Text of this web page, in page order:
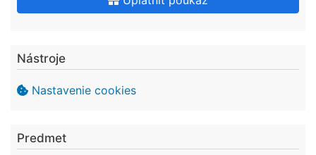
Nástroje
Nastavenie cookies
Predmet